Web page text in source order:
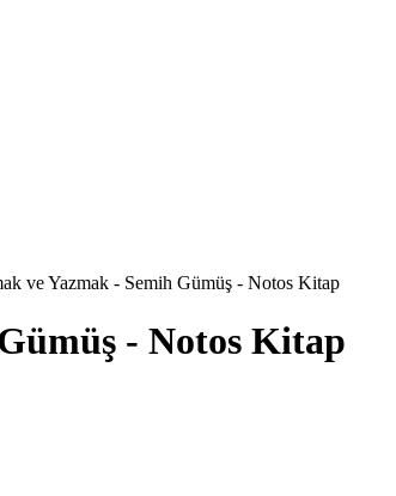
ve Yazmak - Semih Gümüş - Notos Kitap
- Notos Kitap